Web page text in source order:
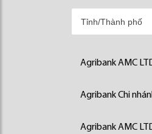
Agribank AMC
Agribank Chi
Agribank AMC